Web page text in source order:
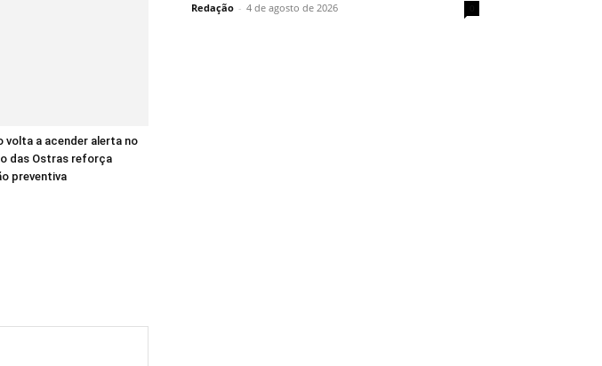
volta a acender alerta no
das Ostras reforça
preventiva
Redação - 4 de agosto de 2026